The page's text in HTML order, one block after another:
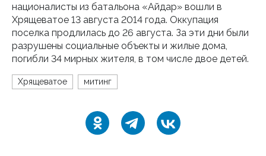
националисты из батальона «Айдар» вошли в
Хрящеватое 13 августа 2014 года. Оккупация
поселка продлилась до 26 августа. За эти дни были
разрушены социальные объекты и жилые дома,
погибли 34 мирных жителя, в том числе двое детей.
Хрящеватое митинг